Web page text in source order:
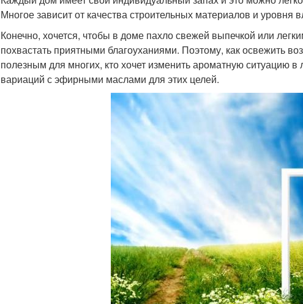
Многое зависит от качества строительных материалов и
Конечно, хочется, чтобы в доме пахло свежей выпечкой или
похвастать приятными благоуханиями. Поэтому, как освежить
полезным для многих, кто хочет изменить ароматную ситуацию
вариаций с эфирными маслами для этих целей.